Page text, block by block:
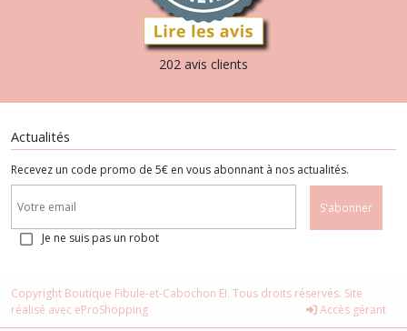
202 avis clients
Actualités
Recevez un code promo de 5€ en vous abonnant à nos actualités.
S'abonner
Je ne suis pas un robot
Copyright Boutique Fibule-et-Cabochon EI. Tous droits réservés. Site
réalisé avec eProShopping Accès gérant